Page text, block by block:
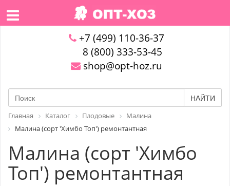
+7 (499) 110-36-37
8 (800) 333-53-45
shop@opt-hoz.ru
НАЙТИ
Главная Каталог Плодовые
Малина
Малина (сорт 'Химбо Топ') ремонтантная
Малина (сорт 'Химбо
Топ') ремонтантная